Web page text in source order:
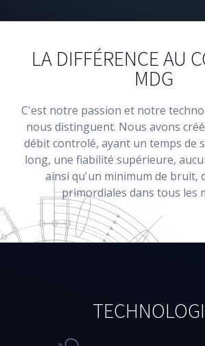
Contactez-nous
LA DIFFÉRENCE AU
MDG
C'est notre passion et notre
nous distinguent. Nous avons
débit controlé, ayant un temps de
long, une fiabilité supérieure,
ainsi qu'un minimum de bruit,
primordiales dans tous les